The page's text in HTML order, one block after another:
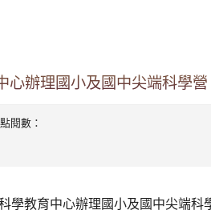
心辦理國小及國中尖端科學營
閱數：
學教育中心辦理國小及國中尖端科